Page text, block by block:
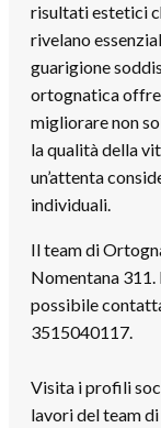
risultati estetici
rivelano
guarigione
ortognatica offre
migliorare non
la qualità della
un’attenta
individuali.
Il team di
Nomentana
possibile
3515040117.
Visita i profili
lavori del team